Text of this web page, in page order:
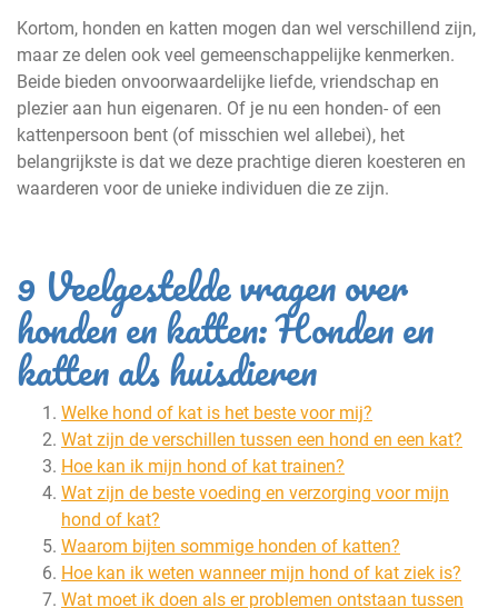
Kortom, honden en katten mogen dan wel verschillend zijn,
maar ze delen ook veel gemeenschappelijke kenmerken.
Beide bieden onvoorwaardelijke liefde, vriendschap en
plezier aan hun eigenaren. Of je nu een honden- of een
kattenpersoon bent (of misschien wel allebei), het
belangrijkste is dat we deze prachtige dieren koesteren en
waarderen voor de unieke individuen die ze zijn.
9 Veelgestelde vragen over
honden en katten: Honden en
katten als huisdieren
Welke hond of kat is het beste voor mij?
Wat zijn de verschillen tussen een hond en een kat?
Hoe kan ik mijn hond of kat trainen?
Wat zijn de beste voeding en verzorging voor mijn
hond of kat?
Waarom bijten sommige honden of katten?
Hoe kan ik weten wanneer mijn hond of kat ziek is?
Wat moet ik doen als er problemen ontstaan tussen